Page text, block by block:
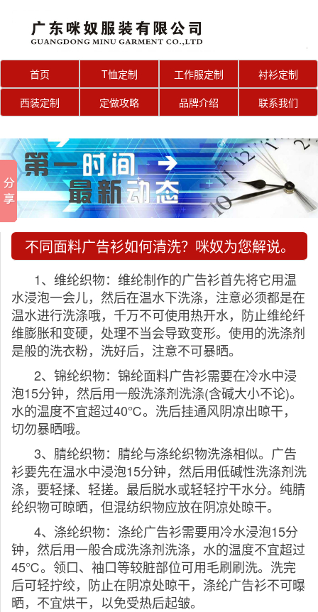
首页 T恤定制 工作服定制
衬衫定制
西装定制
定做攻略 品牌介绍 联系我们
不同面料广告衫如何清洗？咪奴为您解说。
1、维纶织物：维纶制作的广告衫首先将它用温
水浸泡一会儿，然后在温水下洗涤，注意必须都是在
温水进行洗涤哦，千万不可使用热开水，防止维纶纤
维膨胀和变硬，处理不当会导致变形。使用的洗涤剂
是般的洗衣粉，洗好后，注意不可暴晒。
2、锦纶织物：锦纶面料广告衫需要在冷水中浸
泡15分钟，然后用一般洗涤剂洗涤(含碱大小不论)。
水的温度不宜超过40℃。洗后挂通风阴凉出晾干，
切勿暴晒哦。
3、腈纶织物：腈纶与涤纶织物洗涤相似。广告
衫要先在温水中浸泡15分钟，然后用低碱性洗涤剂洗
涤，要轻揉、轻搓。最后脱水或轻轻拧干水分。纯腈
纶织物可晾晒，但混纺织物应放在阴凉处晾干。
4、涤纶织物：涤纶广告衫需要用冷水浸泡15分
钟，然后用一般合成洗涤剂洗涤，水的温度不宜超过
45℃。领口、袖口等较脏部位可用毛刷刷洗。洗完
后可轻拧绞，防止在阴凉处晾干，涤纶广告衫不可曝
晒，不宜烘干，以免受热后起皱。